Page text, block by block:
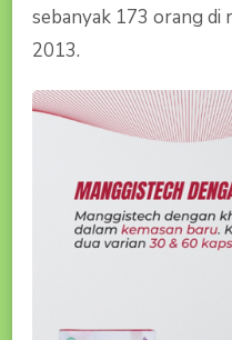
sebanyak 173 orang
2013.